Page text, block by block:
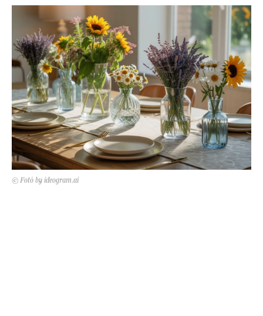
© Fotó by ideogram.ai